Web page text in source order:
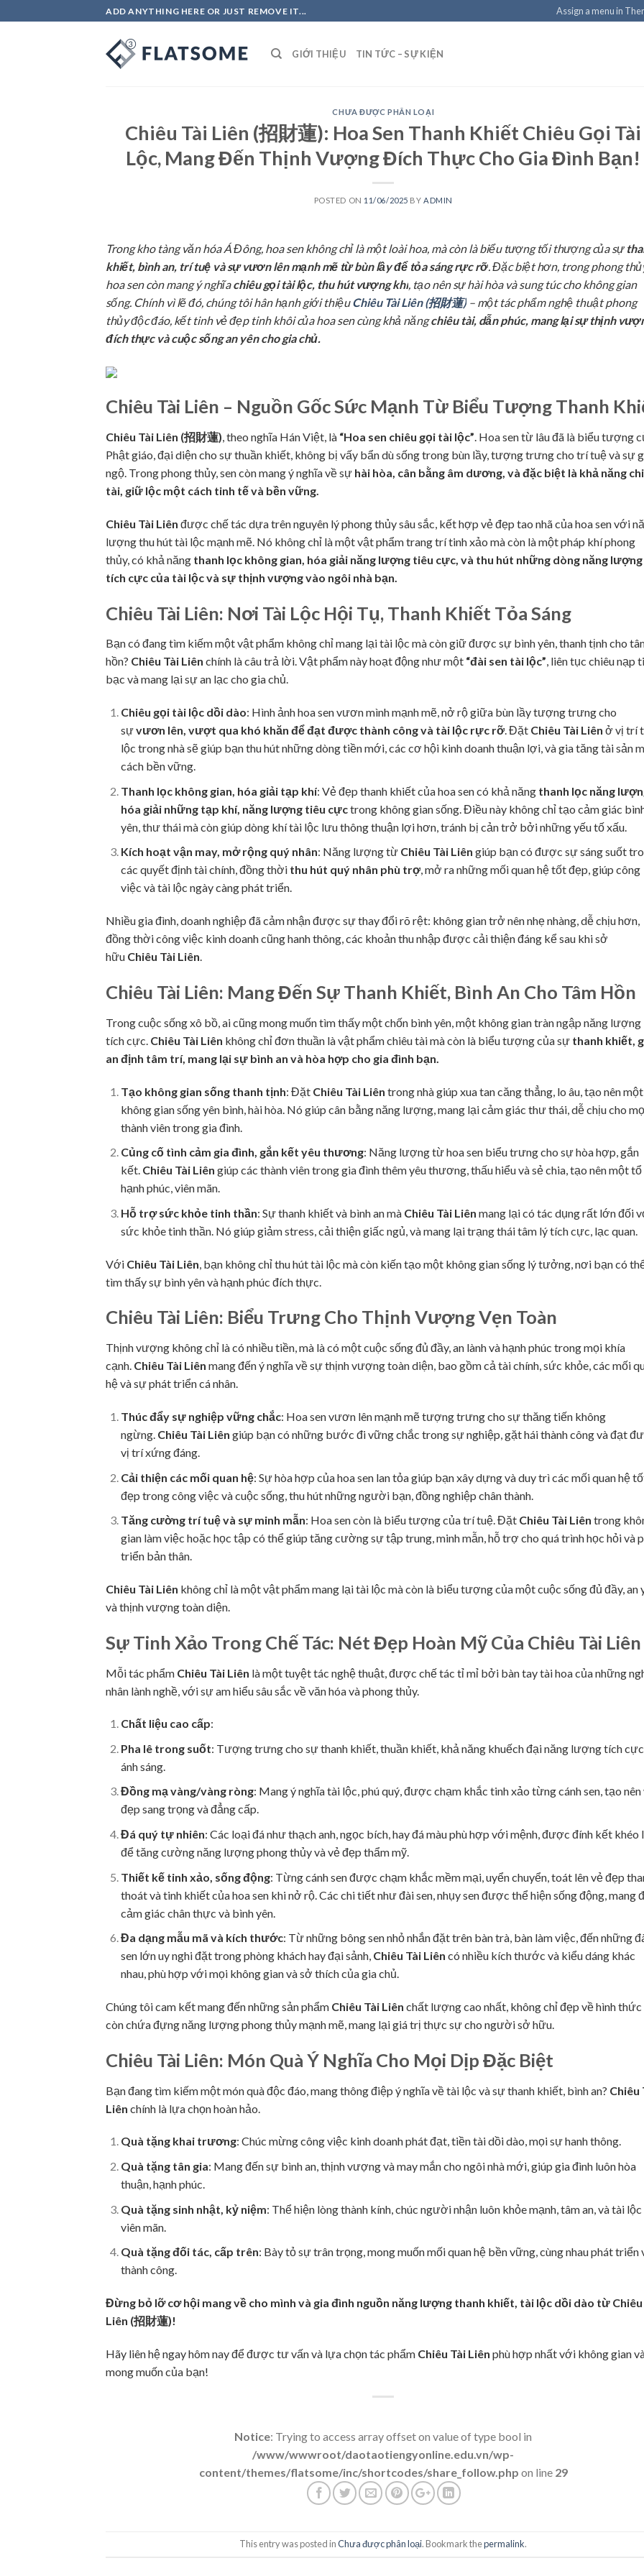
to
ADD ANYTHING HERE OR JUST REMOVE IT... Assign a menu in
GIỚI THIỆU TIN TỨC – SỰ KIỆN
CHƯA ĐƯỢC PHÂN LOẠI
Chiêu Tài Liên (招財蓮): Hoa Sen Thanh Khiết Chiêu Gọi Tài
Lộc, Mang Đến Thịnh Vượng Đích Thực Cho Gia Đình Bạn!
POSTED ON 11/06/2025 BY ADMIN
Trong kho tàng văn hóa Á Đông, hoa sen không chỉ là một loài hoa, mà còn là biểu tượng tối thượng của sự
khiết, bình an, trí tuệ và sự vươn lên mạnh mẽ từ bùn lầy để tỏa sáng rực rỡ . Đặc biệt hơn, trong phong
hoa sen còn mang ý nghĩachiêu gọi tài lộc, thu hút vượng khí , tạo nên sự hài hòa và sung túc cho không gian
sống. Chính vì lẽ đó, chúng tôi hân hạnh giới thiệuChiêu Tài Liên (招財蓮) – một tác phẩm nghệ thuật phong
thủy độc đáo, kết tinh vẻ đẹp tinh khôi của hoa sen cùng khả năngchiêu tài, dẫn phúc, mang lại sự thịnh
đích thực và cuộc sống an yên cho gia chủ.
Chiêu Tài Liên – Nguồn Gốc Sức Mạnh Từ Biểu Tượng Thanh
Chiêu Tài Liên (招財蓮), theo nghĩa Hán Việt, là “Hoa sen chiêu gọi tài lộc”. Hoa sen từ lâu đã là biểu tượng
Phật giáo, đại diện cho sự thuần khiết, không bị vấy bẩn dù sống trong bùn lầy, tượng trưng cho trí tuệ và sự
ngộ. Trong phong thủy, sen còn mang ý nghĩa về sự hài hòa, cân bằng âm dương, và đặc biệt là khả năng
tài, giữ lộc một cách tinh tế và bền vững.
Chiêu Tài Liên được chế tác dựa trên nguyên lý phong thủy sâu sắc, kết hợp vẻ đẹp tao nhã của hoa sen với
lượng thu hút tài lộc mạnh mẽ. Nó không chỉ là một vật phẩm trang trí tinh xảo mà còn là một pháp khí phong
thủy, có khả năng thanh lọc không gian, hóa giải năng lượng tiêu cực, và thu hút những dòng năng lượng
tích cực của tài lộc và sự thịnh vượng vào ngôi nhà bạn.
Chiêu Tài Liên: Nơi Tài Lộc Hội Tụ, Thanh Khiết Tỏa Sáng
Bạn có đang tìm kiếm một vật phẩm không chỉ mang lại tài lộc mà còn giữ được sự bình yên, thanh tịnh cho
hồn? Chiêu Tài Liên chính là câu trả lời. Vật phẩm này hoạt động như một “đài sen tài lộc”, liên tục chiêu nạp
bạc và mang lại sự an lạc cho gia chủ.
Chiêu gọi tài lộc dồi dào: Hình ảnh hoa sen vươn mình mạnh mẽ, nở rộ giữa bùn lầy tượng trưng cho
sựvươn lên, vượt qua khó khăn để đạt được thành công và tài lộc rực rỡ. Đặt Chiêu Tài Liên ở vị trí
lộc trong nhà sẽ giúp bạn thu hút những dòng tiền mới, các cơ hội kinh doanh thuận lợi, và gia tăng tài sản
cách bền vững.
Thanh lọc không gian, hóa giải tạp khí: Vẻ đẹp thanh khiết của hoa sen có khả năng thanh lọc năng
hóa giải những tạp khí, năng lượng tiêu cựctrong không gian sống. Điều này không chỉ tạo cảm giác
yên, thư thái mà còn giúp dòng khí tài lộc lưu thông thuận lợi hơn, tránh bị cản trở bởi những yếu tố xấu.
Kích hoạt vận may, mở rộng quý nhân: Năng lượng từ Chiêu Tài Liên giúp bạn có được sự sáng suốt
các quyết định tài chính, đồng thời thu hút quý nhân phù trợ, mở ra những mối quan hệ tốt đẹp, giúp công
việc và tài lộc ngày càng phát triển.
Nhiều gia đình, doanh nghiệp đã cảm nhận được sự thay đổi rõ rệt: không gian trở nên nhẹ nhàng, dễ chịu hơn,
đồng thời công việc kinh doanh cũng hanh thông, các khoản thu nhập được cải thiện đáng kể sau khi sở
hữu Chiêu Tài Liên.
Chiêu Tài Liên: Mang Đến Sự Thanh Khiết, Bình An Cho Tâm Hồn
Trong cuộc sống xô bồ, ai cũng mong muốn tìm thấy một chốn bình yên, một không gian tràn ngập năng lượng
tích cực. Chiêu Tài Liên không chỉ đơn thuần là vật phẩm chiêu tài mà còn là biểu tượng của sự thanh khiết,
an định tâm trí, mang lại sự bình an và hòa hợp cho gia đình bạn.
Tạo không gian sống thanh tịnh: Đặt Chiêu Tài Liên trong nhà giúp xua tan căng thẳng, lo âu, tạo nên một
không gian sống yên bình, hài hòa. Nó giúp cân bằng năng lượng, mang lại cảm giác thư thái, dễ chịu cho
thành viên trong gia đình.
Củng cố tình cảm gia đình, gắn kết yêu thương: Năng lượng từ hoa sen biểu trưng cho sự hòa hợp, gắn
kết. Chiêu Tài Liên giúp các thành viên trong gia đình thêm yêu thương, thấu hiểu và sẻ chia, tạo nên một
hạnh phúc, viên mãn.
Hỗ trợ sức khỏe tinh thần: Sự thanh khiết và bình an mà Chiêu Tài Liên mang lại có tác dụng rất lớn đối
sức khỏe tinh thần. Nó giúp giảm stress, cải thiện giấc ngủ, và mang lại trạng thái tâm lý tích cực, lạc quan.
Với Chiêu Tài Liên , bạn không chỉ thu hút tài lộc mà còn kiến tạo một không gian sống lý tưởng, nơi bạn có
tìm thấy sự bình yên và hạnh phúc đích thực.
Chiêu Tài Liên: Biểu Trưng Cho Thịnh Vượng Vẹn Toàn
Thịnh vượng không chỉ là có nhiều tiền, mà là có một cuộc sống đủ đầy, an lành và hạnh phúc trong mọi khía
cạnh. Chiêu Tài Liên mang đến ý nghĩa về sự thịnh vượng toàn diện, bao gồm cả tài chính, sức khỏe, các mối
hệ và sự phát triển cá nhân.
Thúc đẩy sự nghiệp vững chắc: Hoa sen vươn lên mạnh mẽ tượng trưng cho sự thăng tiến không
ngừng. Chiêu Tài Liên giúp bạn có những bước đi vững chắc trong sự nghiệp, gặt hái thành công và đạt
vị trí xứng đáng.
Cải thiện các mối quan hệ: Sự hòa hợp của hoa sen lan tỏa giúp bạn xây dựng và duy trì các mối quan hệ
đẹp trong công việc và cuộc sống, thu hút những người bạn, đồng nghiệp chân thành.
Tăng cường trí tuệ và sự minh mẫn: Hoa sen còn là biểu tượng của trí tuệ. Đặt Chiêu Tài Liên trong
gian làm việc hoặc học tập có thể giúp tăng cường sự tập trung, minh mẫn, hỗ trợ cho quá trình học hỏi và
triển bản thân.
Chiêu Tài Liên không chỉ là một vật phẩm mang lại tài lộc mà còn là biểu tượng của một cuộc sống đủ đầy, an
và thịnh vượng toàn diện.
Sự Tinh Xảo Trong Chế Tác: Nét Đẹp Hoàn Mỹ Của Chiêu Tài Liên
Mỗi tác phẩm Chiêu Tài Liên là một tuyệt tác nghệ thuật, được chế tác tỉ mỉ bởi bàn tay tài hoa của những
nhân lành nghề, với sự am hiểu sâu sắc về văn hóa và phong thủy.
Chất liệu cao cấp:
Pha lê trong suốt: Tượng trưng cho sự thanh khiết, thuần khiết, khả năng khuếch đại năng lượng tích
ánh sáng.
Đồng mạ vàng/vàng ròng: Mang ý nghĩa tài lộc, phú quý, được chạm khắc tinh xảo từng cánh sen, tạo nên
đẹp sang trọng và đẳng cấp.
Đá quý tự nhiên: Các loại đá như thạch anh, ngọc bích, hay đá màu phù hợp với mệnh, được đính kết khéo
để tăng cường năng lượng phong thủy và vẻ đẹp thẩm mỹ.
Thiết kế tinh xảo, sống động: Từng cánh sen được chạm khắc mềm mại, uyển chuyển, toát lên vẻ đẹp
thoát và tinh khiết của hoa sen khi nở rộ. Các chi tiết như đài sen, nhụy sen được thể hiện sống động, mang
cảm giác chân thực và bình yên.
Đa dạng mẫu mã và kích thước: Từ những bông sen nhỏ nhắn đặt trên bàn trà, bàn làm việc, đến những
sen lớn uy nghi đặt trong phòng khách hay đại sảnh, Chiêu Tài Liên có nhiều kích thước và kiểu dáng khác
nhau, phù hợp với mọi không gian và sở thích của gia chủ.
Chúng tôi cam kết mang đến những sản phẩm Chiêu Tài Liên chất lượng cao nhất, không chỉ đẹp về hình thức
còn chứa đựng năng lượng phong thủy mạnh mẽ, mang lại giá trị thực sự cho người sở hữu.
Chiêu Tài Liên: Món Quà Ý Nghĩa Cho Mọi Dịp Đặc Biệt
Bạn đang tìm kiếm một món quà độc đáo, mang thông điệp ý nghĩa về tài lộc và sự thanh khiết, bình an? Chiêu
Liên chính là lựa chọn hoàn hảo.
Quà tặng khai trương: Chúc mừng công việc kinh doanh phát đạt, tiền tài dồi dào, mọi sự hanh thông.
Quà tặng tân gia: Mang đến sự bình an, thịnh vượng và may mắn cho ngôi nhà mới, giúp gia đình luôn hòa
thuận, hạnh phúc.
Quà tặng sinh nhật, kỷ niệm: Thể hiện lòng thành kính, chúc người nhận luôn khỏe mạnh, tâm an, và tài lộc
viên mãn.
Quà tặng đối tác, cấp trên: Bày tỏ sự trân trọng, mong muốn mối quan hệ bền vững, cùng nhau phát triển
thành công.
Đừng bỏ lỡ cơ hội mang về cho mình và gia đình nguồn năng lượng thanh khiết, tài lộc dồi dào từ Chiêu
Liên (招財蓮)!
Hãy liên hệ ngay hôm nay để được tư vấn và lựa chọn tác phẩm Chiêu Tài Liên phù hợp nhất với không gian
mong muốn của bạn!
Notice: Trying to access array offset on value of type bool in
/www/wwwroot/daotaotiengyonline.edu.vn/wp-
content/themes/flatsome/inc/shortcodes/share_follow.php on line 29
This entry was posted inChưa được phân loại. Bookmark thepermalink.